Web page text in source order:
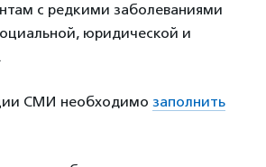
с редкими заболеваниями
юридической и
СМИ необходимо заполнить